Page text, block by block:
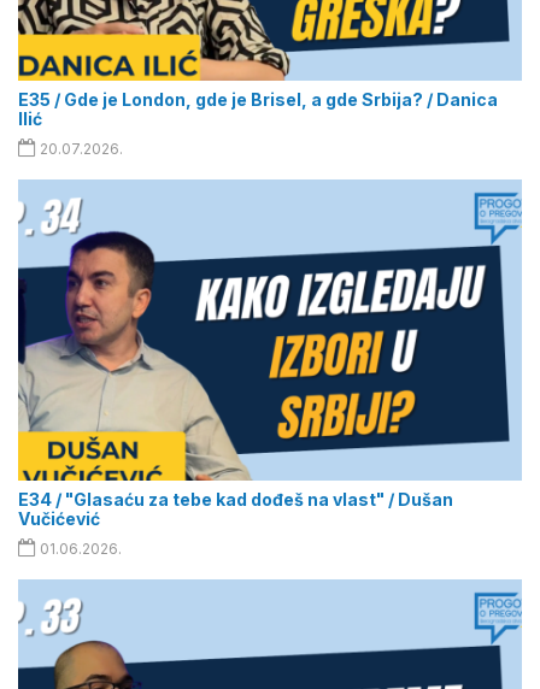
E35 / Gde je London, gde je Brisel, a gde Srbija? / Danica
Ilić
20.07.2026.
E34 / "Glasaću za tebe kad dođeš na vlast" / Dušan
Vučićević
01.06.2026.